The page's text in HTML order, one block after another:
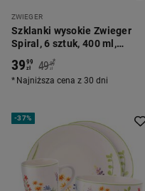
ZWIEGER
Szklanki wysokie Zwieger
Spiral, 6 sztuk, 400 ml,
transparentne
3999
zł 49 99
zł
*
Najniższa cena z 30 dni
-37%